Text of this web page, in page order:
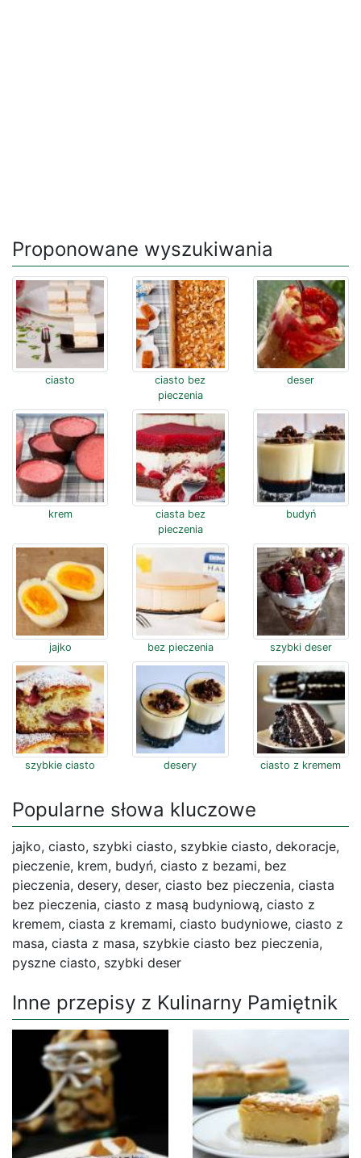
Proponowane wyszukiwania
ciasto
ciasto bez
pieczenia
deser
krem
ciasta bez
pieczenia
budyń
jajko bez pieczenia szybki deser
szybkie ciasto desery ciasto z kremem
Popularne słowa kluczowe
jajko, ciasto, szybki ciasto, szybkie ciasto, dekoracje,
pieczenie, krem, budyń, ciasto z bezami, bez
pieczenia, desery, deser, ciasto bez pieczenia, ciasta
bez pieczenia, ciasto z masą budyniową, ciasto z
kremem, ciasta z kremami, ciasto budyniowe, ciasto z
masa, ciasta z masa, szybkie ciasto bez pieczenia,
pyszne ciasto, szybki deser
Inne przepisy z Kulinarny Pamiętnik